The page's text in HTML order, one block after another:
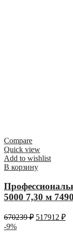
Compare
Quick view
Add to wishlist
В корзину
5000 7,30 м
670239₽ 517912 ₽
-9%